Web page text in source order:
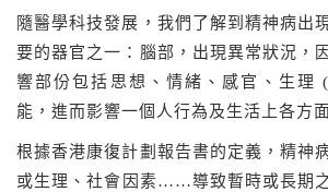
隨醫學科技發展，我們了解到精神病出
要的器官之一：腦部，出現異常狀況，
響部份包括思想、情緒、感官、生理
能，進而影響一個人行為及生活上各方
根據香港康復計劃報告書的定義，精神
或生理、社會因素……導致暫時或長期